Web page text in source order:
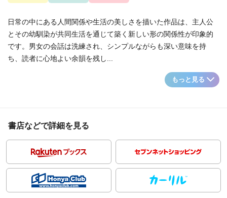
日常の中にある人間関係や生活の美しさを描いた作品は、主人公
とその幼馴染が共同生活を通じて築く新しい形の関係性が印象的
です。男女の会話は洗練され、シンプルながらも深い意味を持
ち、読者に心地よい余韻を残し...
もっと見る
書店などで詳細を見る